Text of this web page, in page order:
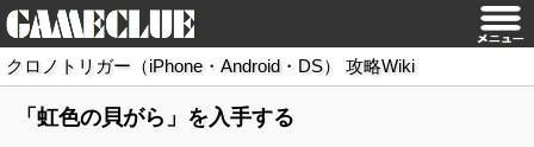
クロノトリガー（iPhone・Android・DS） 攻略Wiki
「虹色の貝がら」を入手する